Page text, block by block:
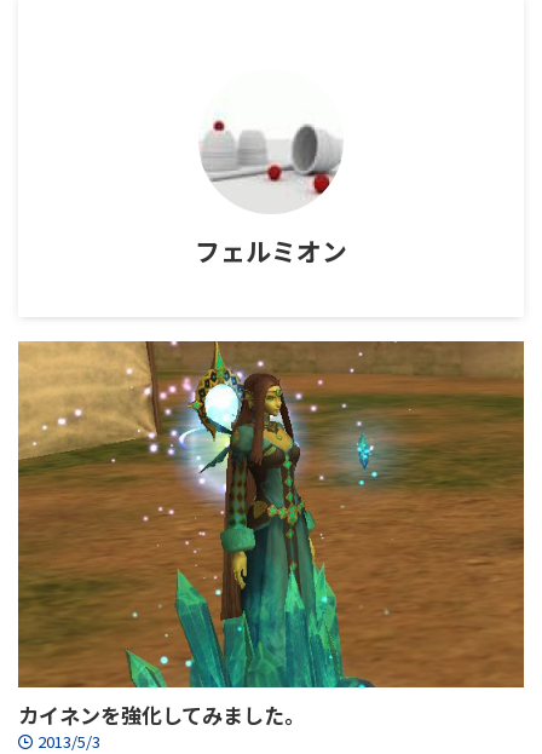
フェルミオン
カイネンを強化してみました。
2013/5/3